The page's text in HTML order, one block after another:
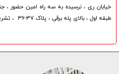
خیابان ری ، نرسیده به سه راه امین حضور
طبقه اول ، بالای پله برقی ، پلاک ۳۷-۳۶ ، تشریف بیاورید.